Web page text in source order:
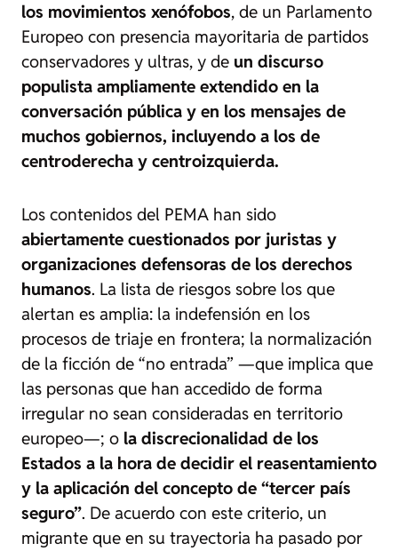
los movimientos xenófobos, de un Parlamento
Europeo con presencia mayoritaria de partidos
conservadores y ultras, y de un discurso
populista ampliamente extendido en la
conversación pública y en los mensajes de
muchos gobiernos, incluyendo a los de
centroderecha y centroizquierda.
Los contenidos del PEMA han sido
abiertamente cuestionados por juristas y
organizaciones defensoras de los derechos
humanos. La lista de riesgos sobre los que
alertan es amplia: la indefensión en los
procesos de triaje en frontera; la normalización
de la ficción de “no entrada” —que implica que
las personas que han accedido de forma
irregular no sean consideradas en territorio
europeo—; o la discrecionalidad de los
Estados a la hora de decidir el reasentamiento
y la aplicación del concepto de “tercer país
seguro”. De acuerdo con este criterio, un
migrante que en su trayectoria ha pasado por